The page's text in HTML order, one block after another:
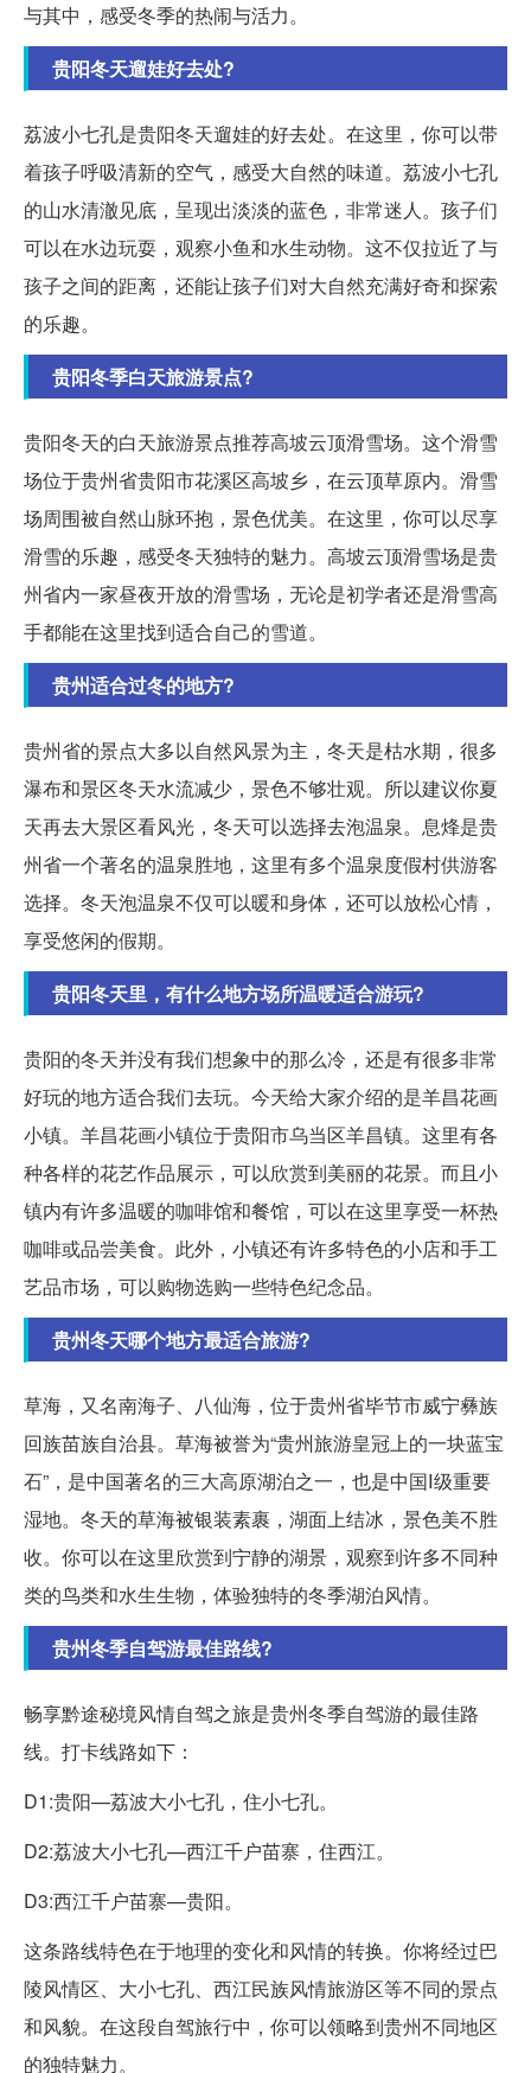
与其中，感受冬季的热闹与活力。
贵阳冬天遛娃好去处?
荔波小七孔是贵阳冬天遛娃的好去处。在这里，你可以带
着孩子呼吸清新的空气，感受大自然的味道。荔波小七孔
的山水清澈见底，呈现出淡淡的蓝色，非常迷人。孩子们
可以在水边玩耍，观察小鱼和水生动物。这不仅拉近了与
孩子之间的距离，还能让孩子们对大自然充满好奇和探索
的乐趣。
贵阳冬季白天旅游景点?
贵阳冬天的白天旅游景点推荐高坡云顶滑雪场。这个滑雪
场位于贵州省贵阳市花溪区高坡乡，在云顶草原内。滑雪
场周围被自然山脉环抱，景色优美。在这里，你可以尽享
滑雪的乐趣，感受冬天独特的魅力。高坡云顶滑雪场是贵
州省内一家昼夜开放的滑雪场，无论是初学者还是滑雪高
手都能在这里找到适合自己的雪道。
贵州适合过冬的地方?
贵州省的景点大多以自然风景为主，冬天是枯水期，很多
瀑布和景区冬天水流减少，景色不够壮观。所以建议你夏
天再去大景区看风光，冬天可以选择去泡温泉。息烽是贵
州省一个著名的温泉胜地，这里有多个温泉度假村供游客
选择。冬天泡温泉不仅可以暖和身体，还可以放松心情，
享受悠闲的假期。
贵阳冬天里，有什么地方场所温暖适合游玩?
贵阳的冬天并没有我们想象中的那么冷，还是有很多非常
好玩的地方适合我们去玩。今天给大家介绍的是羊昌花画
小镇。羊昌花画小镇位于贵阳市乌当区羊昌镇。这里有各
种各样的花艺作品展示，可以欣赏到美丽的花景。而且小
镇内有许多温暖的咖啡馆和餐馆，可以在这里享受一杯热
咖啡或品尝美食。此外，小镇还有许多特色的小店和手工
艺品市场，可以购物选购一些特色纪念品。
贵州冬天哪个地方最适合旅游?
草海，又名南海子、八仙海，位于贵州省毕节市威宁彝族
回族苗族自治县。草海被誉为“贵州旅游皇冠上的一块蓝宝
石”，是中国著名的三大高原湖泊之一，也是中国Ⅰ级重要
湿地。冬天的草海被银装素裹，湖面上结冰，景色美不胜
收。你可以在这里欣赏到宁静的湖景，观察到许多不同种
类的鸟类和水生生物，体验独特的冬季湖泊风情。
贵州冬季自驾游最佳路线?
畅享黔途秘境风情自驾之旅是贵州冬季自驾游的最佳路
线。打卡线路如下：
D1:贵阳—荔波大小七孔，住小七孔。
D2:荔波大小七孔—西江千户苗寨，住西江。
D3:西江千户苗寨—贵阳。
这条路线特色在于地理的变化和风情的转换。你将经过巴
陵风情区、大小七孔、西江民族风情旅游区等不同的景点
和风貌。在这段自驾旅行中，你可以领略到贵州不同地区
的独特魅力。